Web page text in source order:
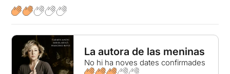
La autora de las meninas
No hi ha noves dates confirmades